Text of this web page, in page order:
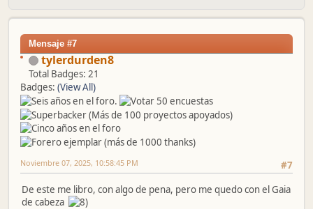
Mensaje #7
tylerdurden8
Total Badges: 21
Badges: (View All)
#7
Noviembre 07, 2025, 10:58:45 PM
De este me libro, con algo de pena, pero me quedo con el Gaia
de cabeza